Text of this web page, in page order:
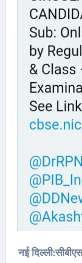
नई दिल्ली: